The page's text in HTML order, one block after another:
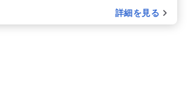
詳細を見る